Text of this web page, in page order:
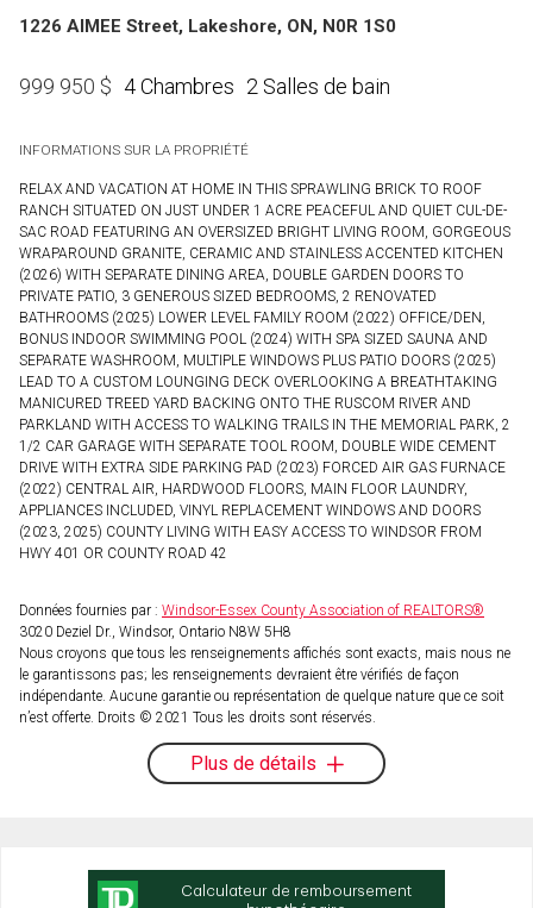
1226 AIMEE Street, Lakeshore, ON, N0R 1S0
999 950 $ 4 Chambres 2 Salles de bain
INFORMATIONS SUR LA PROPRIÉTÉ
RELAX AND VACATION AT HOME IN THIS SPRAWLING BRICK TO ROOF
RANCH SITUATED ON JUST UNDER 1 ACRE PEACEFUL AND QUIET CUL-DE-
SAC ROAD FEATURING AN OVERSIZED BRIGHT LIVING ROOM, GORGEOUS
WRAPAROUND GRANITE, CERAMIC AND STAINLESS ACCENTED KITCHEN
(2026) WITH SEPARATE DINING AREA, DOUBLE GARDEN DOORS TO
PRIVATE PATIO, 3 GENEROUS SIZED BEDROOMS, 2 RENOVATED
BATHROOMS (2025) LOWER LEVEL FAMILY ROOM (2022) OFFICE/DEN,
BONUS INDOOR SWIMMING POOL (2024) WITH SPA SIZED SAUNA AND
SEPARATE WASHROOM, MULTIPLE WINDOWS PLUS PATIO DOORS (2025)
LEAD TO A CUSTOM LOUNGING DECK OVERLOOKING A BREATHTAKING
MANICURED TREED YARD BACKING ONTO THE RUSCOM RIVER AND
PARKLAND WITH ACCESS TO WALKING TRAILS IN THE MEMORIAL PARK, 2
1/2 CAR GARAGE WITH SEPARATE TOOL ROOM, DOUBLE WIDE CEMENT
DRIVE WITH EXTRA SIDE PARKING PAD (2023) FORCED AIR GAS FURNACE
(2022) CENTRAL AIR, HARDWOOD FLOORS, MAIN FLOOR LAUNDRY,
APPLIANCES INCLUDED, VINYL REPLACEMENT WINDOWS AND DOORS
(2023, 2025) COUNTY LIVING WITH EASY ACCESS TO WINDSOR FROM
HWY 401 OR COUNTY ROAD 42
Données fournies par : Windsor-Essex County Association of REALTORS®
3020 Deziel Dr., Windsor, Ontario N8W 5H8
Nous croyons que tous les renseignements affichés sont exacts, mais nous ne
le garantissons pas; les renseignements devraient être vérifiés de façon
indépendante. Aucune garantie ou représentation de quelque nature que ce soit
n’est offerte. Droits © 2021 Tous les droits sont réservés.
Plus de détails